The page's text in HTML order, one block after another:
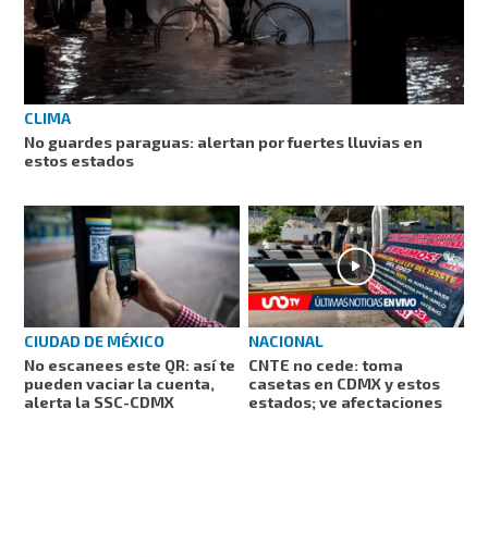
CLIMA
No guardes paraguas: alertan por fuertes lluvias en
estos estados
CIUDAD DE MÉXICO
No escanees este QR: así te
pueden vaciar la cuenta,
alerta la SSC-CDMX
NACIONAL
CNTE no cede: toma
casetas en CDMX y estos
estados; ve afectaciones